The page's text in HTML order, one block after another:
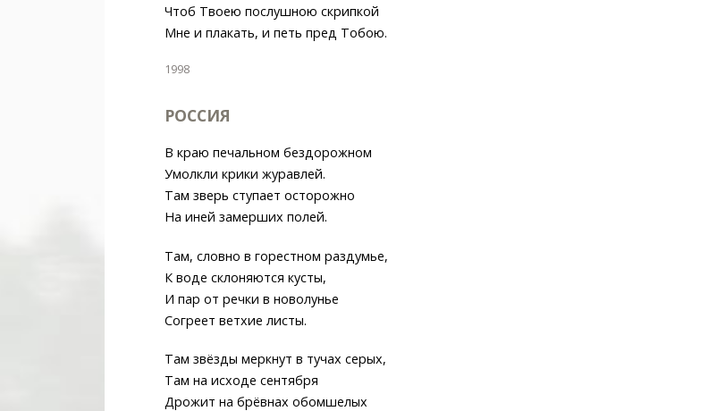
Чтоб Твоею послушною скрипкой
Мне и плакать, и петь пред Тобою.
1998
РОССИЯ
В краю печальном бездорожном
Умолкли крики журавлей.
Там зверь ступает осторожно
На иней замерших полей.
Там, словно в горестном раздумье,
К воде склоняются кусты,
И пар от речки в новолунье
Согреет ветхие листы.
Там звёзды меркнут в тучах серых,
Там на исходе сентября
Дрожит на брёвнах обомшелых